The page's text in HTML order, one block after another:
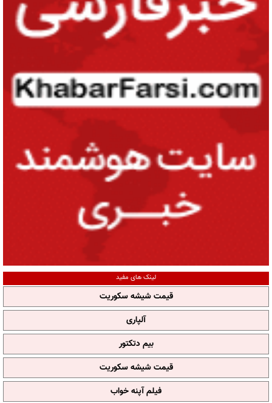
لینک های مفید
قیمت شیشه سکوریت
آلپاری
بیم دتکتور
قیمت شیشه سکوریت
فیلم آپنه خواب